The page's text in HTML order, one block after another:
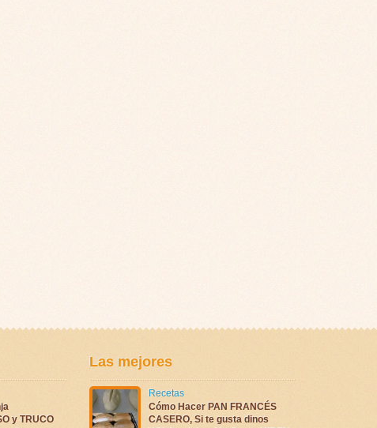
y TRUCO
Las mejores
Recetas
Cómo Hacer PAN FRANCÉS
CASERO, Si te gusta dinos